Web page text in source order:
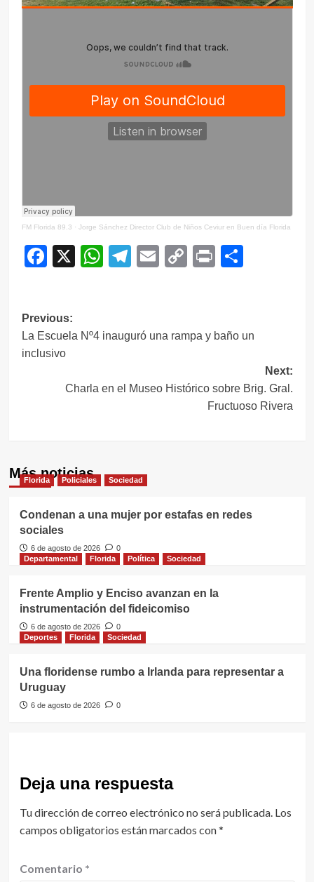
FM Florida 89.3 · Jorge Sánchez Director Club de Niños Ceviur en Buen día Florida
Facebook
X WhatsApp
Telegram
EmailCopy
Print
Navegación
de
Previous:
La Escuela Nº4 inauguró una rampa y baño un
inclusivo
Next:
Charla en el Museo Histórico sobre Brig. Gral.
Fructuoso Rivera
Más noticias
Florida Policiales Sociedad
Condenan a una mujer por estafas en redes
sociales
6 de agosto de 2026
0
Departamental
Florida Política Sociedad
Frente Amplio y Enciso avanzan en la
instrumentación del fideicomiso
6 de agosto de 2026
0
Deportes
Florida Sociedad
Una floridense rumbo a Irlanda para representar a
Uruguay
6 de agosto de 2026 0
Deja una respuesta
Tu dirección de correo electrónico no será publicada. Los
campos obligatorios están marcados con*
Comentario *